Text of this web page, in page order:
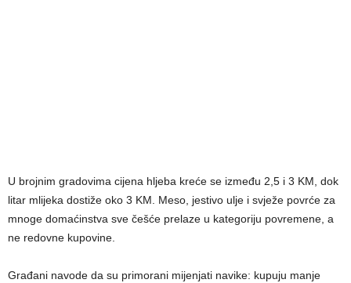
U brojnim gradovima cijena hljeba kreće se između 2,5 i 3 KM, dok
litar mlijeka dostiže oko 3 KM. Meso, jestivo ulje i svježe povrće za
mnoge domaćinstva sve češće prelaze u kategoriju povremene, a
ne redovne kupovine.
Građani navode da su primorani mijenjati navike: kupuju manje